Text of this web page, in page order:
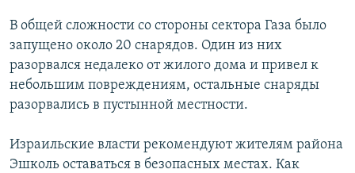
АРХИВ
Հայերեն
English
Все сайты Радио Азатутюн
В общей сложности со стороны сектора Газа было
запущено около 20 снарядов. Один из них
разорвался недалеко от жилого дома и привел к
небольшим повреждениям, остальные снаряды
разорвались в пустынной местности.
Израильские власти рекомендуют жителям района
Эшколь оставаться в безопасных местах. Как